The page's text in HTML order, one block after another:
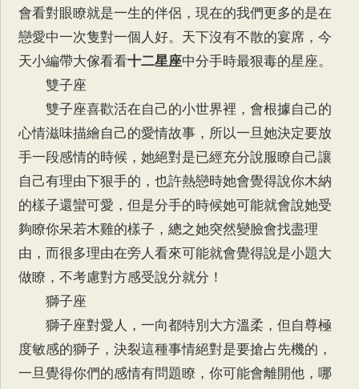
會看對眼瞭就是一生的伴侶，現在的我們更多的是在
戀愛中一次隻對一個人好。天下沒有不散的宴席，今
天小編帶大傢看看十二星座中分手時最狠毒的星座。
雙子座
雙子座喜歡活在自己的小世界裡，會根據自己的
心情滋味描繪自己的愛情故事，所以一旦她決定要放
手一段感情的時候，她絕對是已經充分說服瞭自己讓
自己有理由下狠手的，也許熱戀時她會覺得說你木納
的樣子還蠻可愛，但是分手的時候她可能就會說她受
夠瞭你呆若木雞的樣子，總之她突然變臉會找盡理
由，而很多理由在旁人看來可能就會覺得說是小題大
做瞭，不考慮對方感受說分就分！
獅子座
獅子座對愛人，一向都特別大方溫柔，但自尊極
度敏感的獅子，決裂這種事情絕對是要搶占先機的，
一旦覺得你們的感情有問題瞭，你可能會離開他，哪